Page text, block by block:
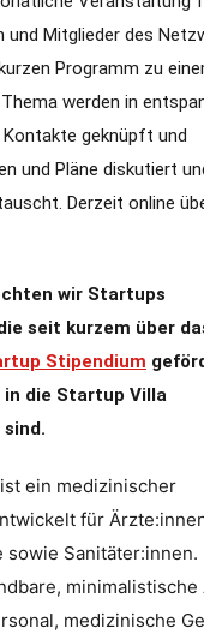
und Mitglieder des
Programm zu
werden in
geknüpft und
und Pläne diskutiert
Derzeit online
wir Startups
seit kurzem über
Stipendium
in die Startup Villa
sind.
ist ein medizinischer
für
sowie Sanitäter:innen.
minimalistische
medizinische